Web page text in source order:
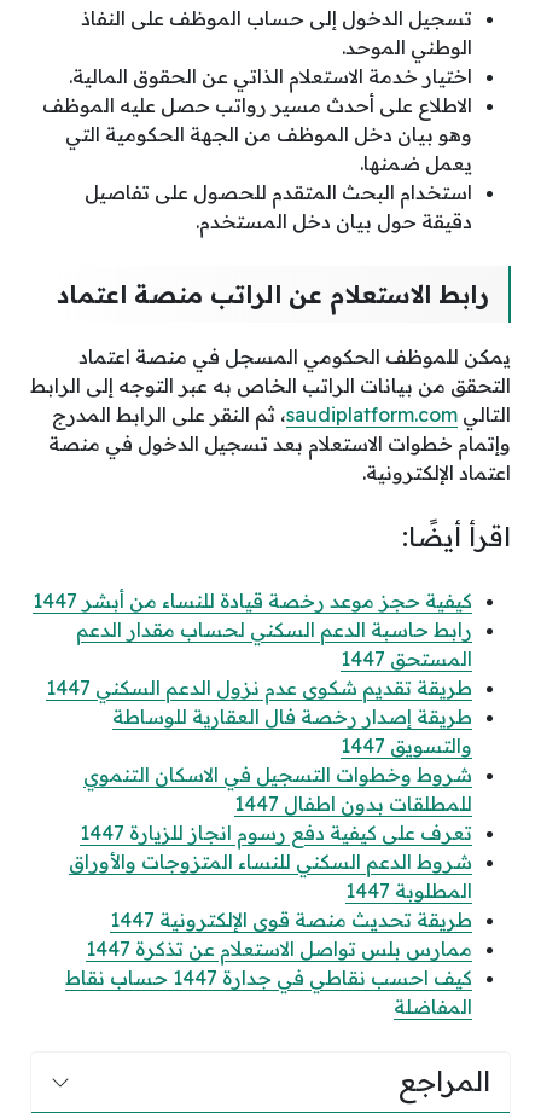
تسجيل الدخول إلى حساب الموظف على النفاذ
الوطني الموحد.
اختيار خدمة الاستعلام الذاتي عن الحقوق المالية.
الاطلاع على أحدث مسير رواتب حصل عليه الموظف
وهو بيان دخل الموظف من الجهة الحكومية التي
يعمل ضمنها.
استخدام البحث المتقدم للحصول على تفاصيل
دقيقة حول بيان دخل المستخدم.
رابط الاستعلام عن الراتب منصة اعتماد
يمكن للموظف الحكومي المسجل في منصة اعتماد
التحقق من بيانات الراتب الخاص به عبر التوجه إلى الرابط
التالي saudiplatform.com، ثم النقر على الرابط المدرج
وإتمام خطوات الاستعلام بعد تسجيل الدخول في منصة
اعتماد الإلكترونية.
اقرأ أيضًا:
كيفية حجز موعد رخصة قيادة للنساء من أبشر 1447
رابط حاسبة الدعم السكني لحساب مقدار الدعم
المستحق 1447
طريقة تقديم شكوى عدم نزول الدعم السكني 1447
طريقة إصدار رخصة فال العقارية للوساطة
والتسويق 1447
شروط وخطوات التسجيل في الاسكان التنموي
للمطلقات بدون اطفال 1447
تعرف على كيفية دفع رسوم انجاز للزيارة 1447
شروط الدعم السكني للنساء المتزوجات والأوراق
المطلوبة 1447
طريقة تحديث منصة قوى الإلكترونية 1447
ممارس بلس تواصل الاستعلام عن تذكرة 1447
كيف احسب نقاطي في جدارة 1447 حساب نقاط
المفاضلة
المراجع